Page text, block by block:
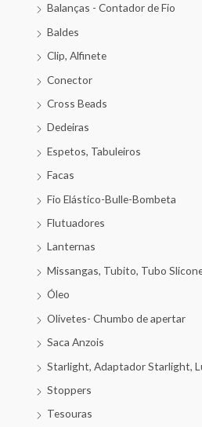
Balanças - Contador de Fio
Baldes
Clip, Alfinete
Conector
Cross Beads
Dedeiras
Espetos, Tabuleiros
Facas
Fio Elástico-Bulle-Bombeta
Flutuadores
Lanternas
Missangas, Tubito, Tubo
Óleo
Olivetes- Chumbo de apertar
Saca Anzois
Starlight, Adaptador Starlight,
Stoppers
Tesouras